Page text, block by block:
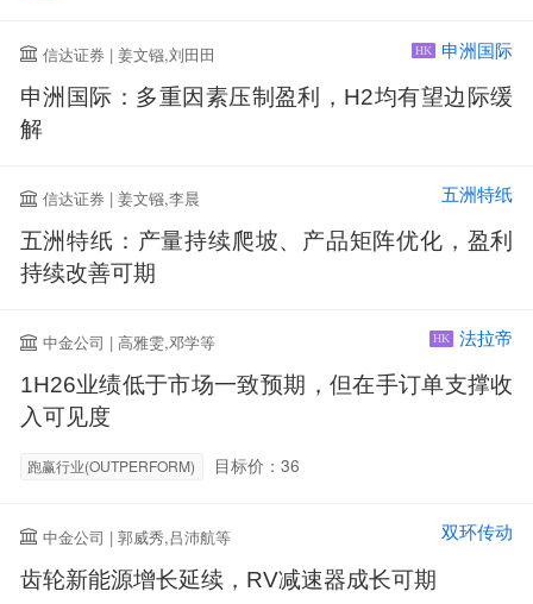
信达证券 | 姜文镪,刘田田 HK 申洲国际
申洲国际：多重因素压制盈利，H2均有望边际缓
解
信达证券 | 姜文镪,李晨 五洲特纸
五洲特纸：产量持续爬坡、产品矩阵优化，盈利
持续改善可期
中金公司 | 高雅雯,邓学等 HK 法拉帝
1H26业绩低于市场一致预期，但在手订单支撑收
入可见度
跑赢行业(OUTPERFORM) 目标价：36
中金公司 | 郭威秀,吕沛航等 双环传动
齿轮新能源增长延续，RV减速器成长可期